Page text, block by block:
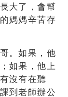
大了，會幫
媽媽辛苦存
。如果，他
如果，他上
沒有在聽
到老師辦公